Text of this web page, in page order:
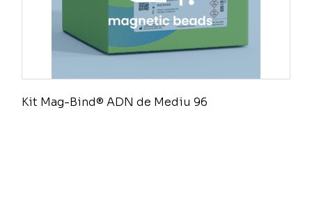
Kit Mag-Bind® ADN de Mediu 96